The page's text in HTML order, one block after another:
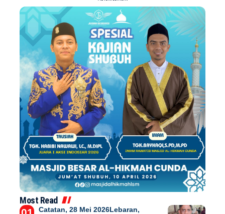
Most Read
Catatan, 28 Mei 2026Lebaran,